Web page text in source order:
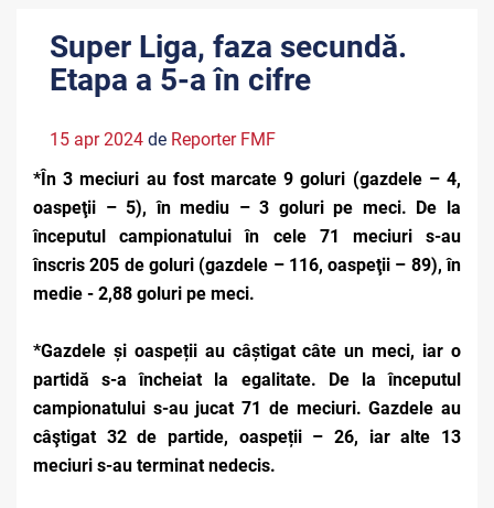
Super Liga, faza secundă.
Etapa a 5-a în cifre
15 apr 2024 de Reporter FMF
*În 3 meciuri au fost marcate 9 goluri (gazdele – 4,
oaspeţii – 5), în mediu – 3 goluri pe meci. De la
începutul campionatului în cele 71 meciuri s-au
înscris 205 de goluri (gazdele – 116, oaspeţii – 89), în
medie - 2,88 goluri pe meci.
*Gazdele și oaspeții au câștigat câte un meci, iar o
partidă s-a încheiat la egalitate. De la începutul
campionatului s-au jucat 71 de meciuri. Gazdele au
câştigat 32 de partide, oaspeții – 26, iar alte 13
meciuri s-au terminat nedecis.